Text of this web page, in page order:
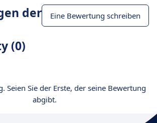
der
(0)
Eine Bewertung schreiben
Seien Sie der Erste, der seine Bewertung
abgibt.